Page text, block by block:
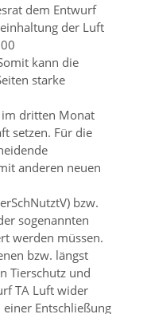
dem Entwurf
der Luft
kann die
starke
im dritten Monat
setzen. Für die
anderen neuen
bzw.
sogenannten
werden müssen.
bzw. längst
Tierschutz und
TA Luft wider
Entschließung